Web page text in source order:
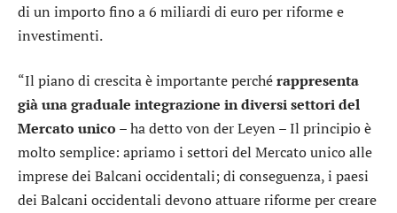
di un importo fino a 6 miliardi di euro per riforme e
investimenti.
“Il piano di crescita è importante perchérappresenta
già una graduale integrazione in diversi settori del
Mercato unico – ha detto von der Leyen – Il principio è
molto semplice: apriamo i settori del Mercato unico alle
imprese dei Balcani occidentali; di conseguenza, i paesi
dei Balcani occidentali devono attuare riforme per creare